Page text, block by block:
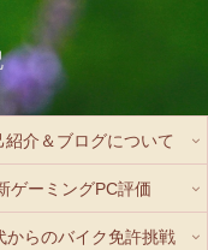
紹介＆ブログについて
ゲーミングPC評価
からのバイク免許挑戦